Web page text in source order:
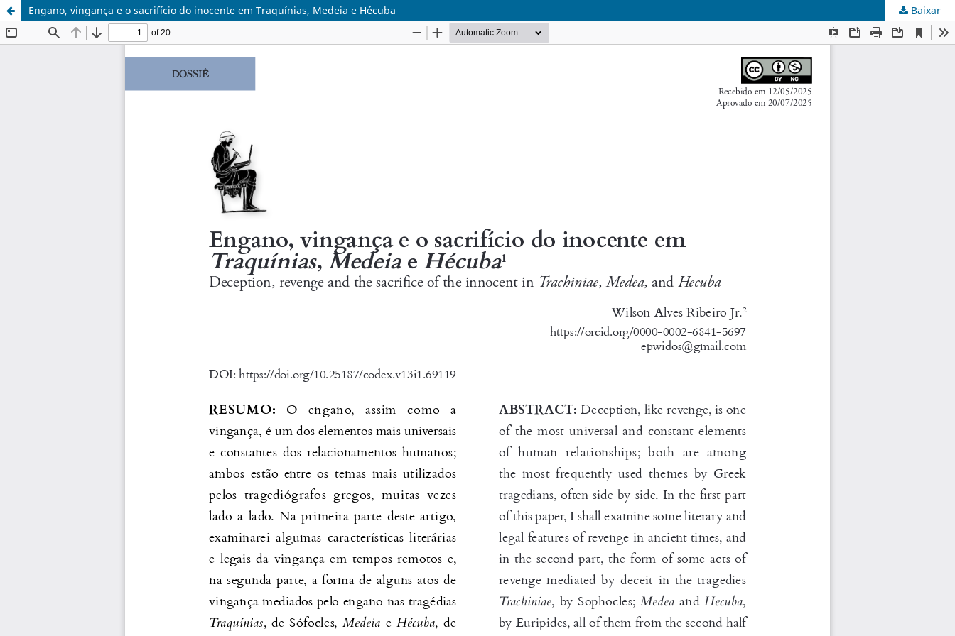
Engano, vingança e o sacrifício do inocente em Traquínias, Medeia e Hécuba Baixar